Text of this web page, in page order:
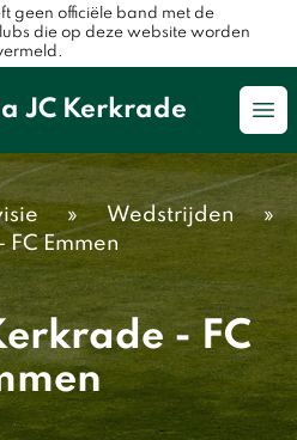
geen officiële band met de
die op deze website worden
JC Kerkrade
» Wedstrijden
»
FC Emmen
- FC